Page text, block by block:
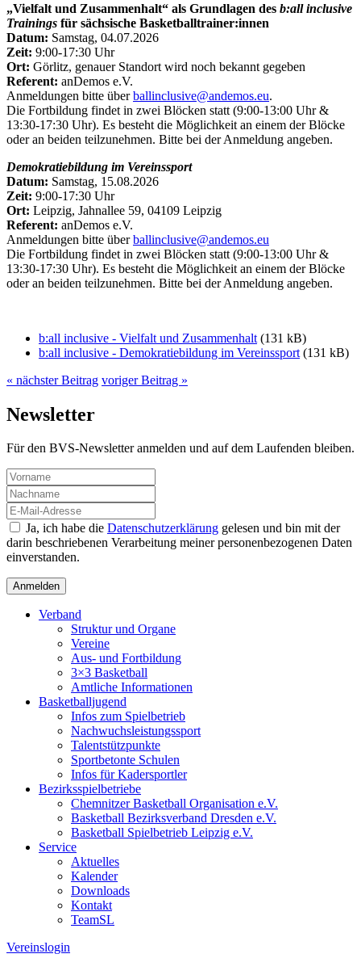
„Vielfalt und Zusammenhalt“ als Grundlagen des b:all inclusive
Trainings für sächsische Basketballtrainer:innen
Datum: Samstag, 04.07.2026
Zeit: 9:00-17:30 Uhr
Ort: Görlitz, genauer Standort wird noch bekannt gegeben
Referent: anDemos e.V.
Anmeldungen bitte überballinclusive@andemos.eu.
Die Fortbildung findet in zwei Blöcken statt (9:00-13:00 Uhr &
13:30-17:30 Uhr). Es besteht die Möglichkeit an einem der Blöcke
oder an beiden teilzunehmen. Bitte bei der Anmeldung angeben.
Demokratiebildung im Vereinssport
Datum: Samstag, 15.08.2026
Zeit: 9:00-17:30 Uhr
Ort: Leipzig, Jahnallee 59, 04109 Leipzig
Referent: anDemos e.V.
Anmeldungen bitte überballinclusive@andemos.eu
Die Fortbildung findet in zwei Blöcken statt (9:00-13:00 Uhr &
13:30-17:30 Uhr). Es besteht die Möglichkeit an einem der Blöcke
oder an beiden teilzunehmen. Bitte bei der Anmeldung angeben.
b:all inclusive - Vielfalt und Zusammenhalt (131 kB)
b:all inclusive - Demokratiebildung im Vereinssport (131 kB)
« nächster Beitrag voriger Beitrag »
Newsletter
Für den BVS-Newsletter anmelden und auf dem Laufenden bleiben.
Ja, ich habe die Datenschutzerklärung gelesen und bin mit der
darin beschriebenen Verarbeitung meiner personenbezogenen Daten
einverstanden.
Verband
Struktur und Organe
Vereine
Aus- und Fortbildung
3×3 Basketball
Amtliche Informationen
Basketballjugend
Infos zum Spielbetrieb
Nachwuchsleistungssport
Talentstützpunkte
Sportbetonte Schulen
Infos für Kadersportler
Bezirksspielbetriebe
Chemnitzer Basketball Organisation e.V.
Basketball Bezirksverband Dresden e.V.
Basketball Spielbetrieb Leipzig e.V.
Service
Aktuelles
Kalender
Downloads
Kontakt
TeamSL
Vereinslogin